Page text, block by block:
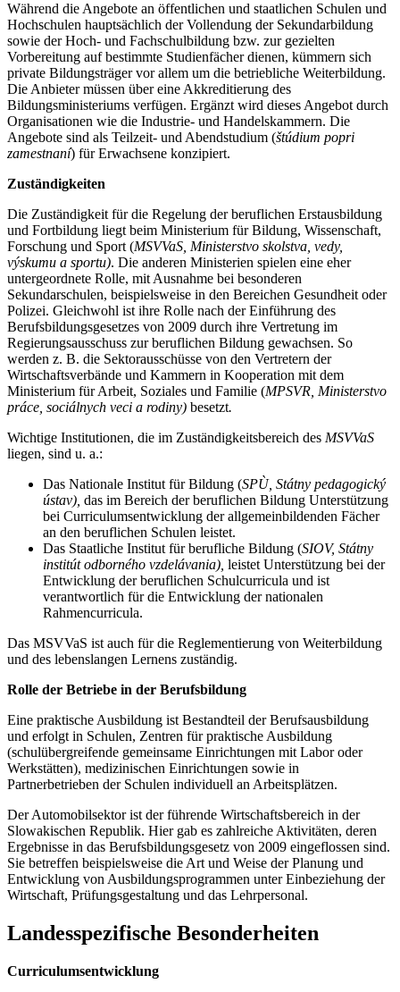
Während die Angebote an öffentlichen und staatlichen Schulen und
Hochschulen hauptsächlich der Vollendung der Sekundarbildung
sowie der Hoch- und Fachschulbildung bzw. zur gezielten
Vorbereitung auf bestimmte Studienfächer dienen, kümmern sich
private Bildungsträger vor allem um die betriebliche Weiterbildung.
Die Anbieter müssen über eine Akkreditierung des
Bildungsministeriums verfügen. Ergänzt wird dieses Angebot durch
Organisationen wie die Industrie- und Handelskammern. Die
Angebote sind als Teilzeit- und Abendstudium (štúdium popri
zamestnaní) für Erwachsene konzipiert.
Zuständigkeiten
Die Zuständigkeit für die Regelung der beruflichen Erstausbildung
und Fortbildung liegt beim Ministerium für Bildung, Wissenschaft,
Forschung und Sport (MSVVaS, Ministerstvo skolstva, vedy,
výskumu a sportu). Die anderen Ministerien spielen eine eher
untergeordnete Rolle, mit Ausnahme bei besonderen
Sekundarschulen, beispielsweise in den Bereichen Gesundheit oder
Polizei. Gleichwohl ist ihre Rolle nach der Einführung des
Berufsbildungsgesetzes von 2009 durch ihre Vertretung im
Regierungsausschuss zur beruflichen Bildung gewachsen. So
werden z. B. die Sektorausschüsse von den Vertretern der
Wirtschaftsverbände und Kammern in Kooperation mit dem
Ministerium für Arbeit, Soziales und Familie (MPSVR, Ministerstvo
práce, sociálnych veci a rodiny) besetzt.
Wichtige Institutionen, die im Zuständigkeitsbereich des MSVVaS
liegen, sind u. a.:
Das Nationale Institut für Bildung (SPÙ, Státny pedagogický
ústav), das im Bereich der beruflichen Bildung Unterstützung
bei Curriculumsentwicklung der allgemeinbildenden Fächer
an den beruflichen Schulen leistet.
Das Staatliche Institut für berufliche Bildung (SIOV, Státny
institút odborného vzdelávania), leistet Unterstützung bei der
Entwicklung der beruflichen Schulcurricula und ist
verantwortlich für die Entwicklung der nationalen
Rahmencurricula.
Das MSVVaS ist auch für die Reglementierung von Weiterbildung
und des lebenslangen Lernens zuständig.
Rolle der Betriebe in der Berufsbildung
Eine praktische Ausbildung ist Bestandteil der Berufsausbildung
und erfolgt in Schulen, Zentren für praktische Ausbildung
(schulübergreifende gemeinsame Einrichtungen mit Labor oder
Werkstätten), medizinischen Einrichtungen sowie in
Partnerbetrieben der Schulen individuell an Arbeitsplätzen.
Der Automobilsektor ist der führende Wirtschaftsbereich in der
Slowakischen Republik. Hier gab es zahlreiche Aktivitäten, deren
Ergebnisse in das Berufsbildungsgesetz von 2009 eingeflossen sind.
Sie betreffen beispielsweise die Art und Weise der Planung und
Entwicklung von Ausbildungsprogrammen unter Einbeziehung der
Wirtschaft, Prüfungsgestaltung und das Lehrpersonal.
Landesspezifische Besonderheiten
Curriculumsentwicklung